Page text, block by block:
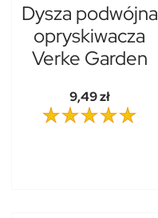
Dysza podwójna
opryskiwacza
Verke Garden
9,49 zł